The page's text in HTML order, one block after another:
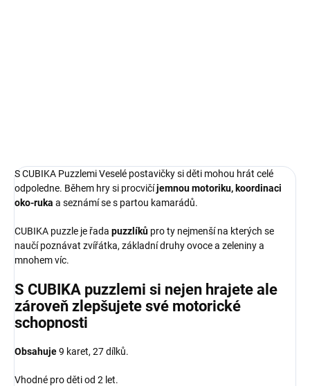
S CUBIKA Puzzlemi Veselé postavičky si děti mohou hrát celé
odpoledne. Během hry si procvičíjemnou motoriku, koordinaci
oko-ruka a seznámí se s partou kamarádů.
CUBIKA puzzle je řada puzzlíků pro ty nejmenší na kterých se
naučí poznávat zvířátka, základní druhy ovoce a zeleniny a
mnohem víc.
S CUBIKA puzzlemi si nejen hrajete ale
zároveň zlepšujete své motorické
schopnosti
Obsahuje9 karet, 27 dílků.
Vhodné pro děti od 2 let.